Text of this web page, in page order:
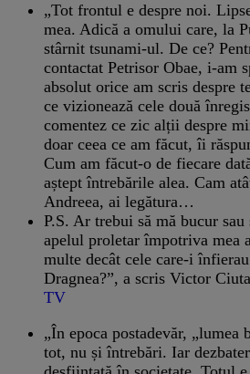
„Tot frontul e despre noi.
mea. Adică a omului care, la
stârnit tsunami-ul. De ce?
contactat Petrisor Obae, i-am
absolut orice am scris despre
ce vizionează cele două
comentez ce zic alții despre
doar ceea ce am făcut, îi
Cum am făcut-o de fiecare
aștept întrebările alea. Cam
Andreea, ai legătura…
P.S. Ar trebui să mă bucur
apelul proletar împotriva mea
multe decât cele care-i
Dragnea?”, a scris Victor
TV
„În epoca postadevăr, „lumea
tot, nu și întrebări. Iar